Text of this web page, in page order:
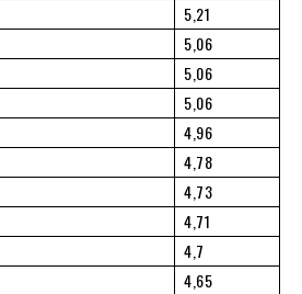
5,21
5,06
5,06
5,06
4,96
4,78
4,73
4,71
4,7
4,65